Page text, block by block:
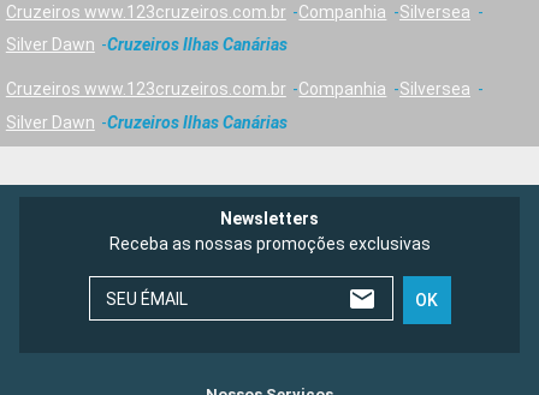
Cruzeiros www.123cruzeiros.com.br Companhia
Silversea
Silver Dawn
Cruzeiros Ilhas Canárias
Cruzeiros www.123cruzeiros.com.br Companhia
Silversea
Silver Dawn
Cruzeiros Ilhas Canárias
Newsletters
Receba as nossas promoções exclusivas
SEU ÉMAIL OK